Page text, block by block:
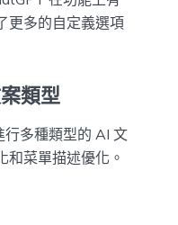
更多的自定義選項
類型
多種類型的 AI 文
和菜單描述優化。